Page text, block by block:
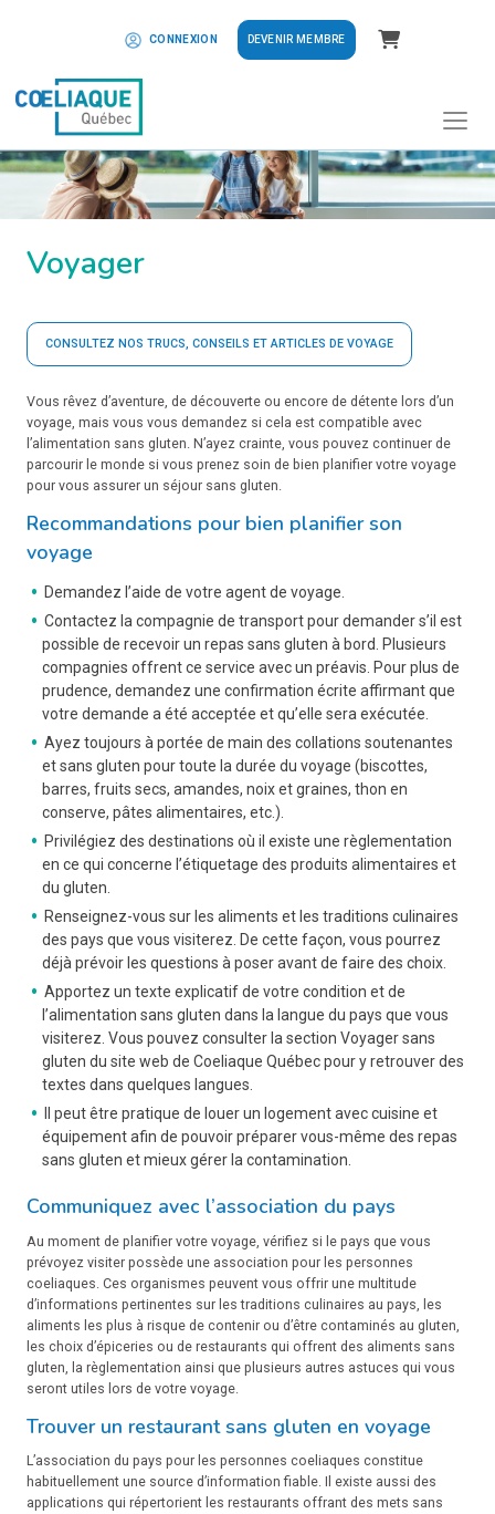
DEVENIR MEMBRE
CONNEXION Panier
Voyager
CONSULTEZ NOS TRUCS, CONSEILS ET ARTICLES DE VOYAGE
Vous rêvez d’aventure, de découverte ou encore de détente lors d’un
voyage, mais vous vous demandez si cela est compatible avec
l’alimentation sans gluten. N’ayez crainte, vous pouvez continuer de
parcourir le monde si vous prenez soin de bien planifier votre voyage
pour vous assurer un séjour sans gluten.
Recommandations pour bien planifier son
voyage
Demandez l’aide de votre agent de voyage.
Contactez la compagnie de transport pour demander s’il est
possible de recevoir un repas sans gluten à bord. Plusieurs
compagnies offrent ce service avec un préavis. Pour plus de
prudence, demandez une confirmation écrite affirmant que
votre demande a été acceptée et qu’elle sera exécutée.
Ayez toujours à portée de main des collations soutenantes
et sans gluten pour toute la durée du voyage (biscottes,
barres, fruits secs, amandes, noix et graines, thon en
conserve, pâtes alimentaires, etc.).
Privilégiez des destinations où il existe une règlementation
en ce qui concerne l’étiquetage des produits alimentaires et
du gluten.
Renseignez-vous sur les aliments et les traditions culinaires
des pays que vous visiterez. De cette façon, vous pourrez
déjà prévoir les questions à poser avant de faire des choix.
Apportez un texte explicatif de votre condition et de
l’alimentation sans gluten dans la langue du pays que vous
visiterez. Vous pouvez consulter la section Voyager sans
gluten du site web de Coeliaque Québec pour y retrouver des
textes dans quelques langues.
Il peut être pratique de louer un logement avec cuisine et
équipement afin de pouvoir préparer vous-même des repas
sans gluten et mieux gérer la contamination.
Communiquez avec l’association du pays
Au moment de planifier votre voyage, vérifiez si le pays que vous
prévoyez visiter possède une association pour les personnes
coeliaques. Ces organismes peuvent vous offrir une multitude
d’informations pertinentes sur les traditions culinaires au pays, les
aliments les plus à risque de contenir ou d’être contaminés au gluten,
les choix d’épiceries ou de restaurants qui offrent des aliments sans
gluten, la règlementation ainsi que plusieurs autres astuces qui vous
seront utiles lors de votre voyage.
Trouver un restaurant sans gluten en voyage
L’association du pays pour les personnes coeliaques constitue
habituellement une source d’information fiable. Il existe aussi des
applications qui répertorient les restaurants offrant des mets sans